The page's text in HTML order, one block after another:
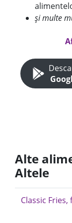
și multe
Alte
Altele
Classic